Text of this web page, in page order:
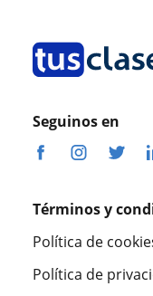
Seguinos en
Términos y
Política de
Política de